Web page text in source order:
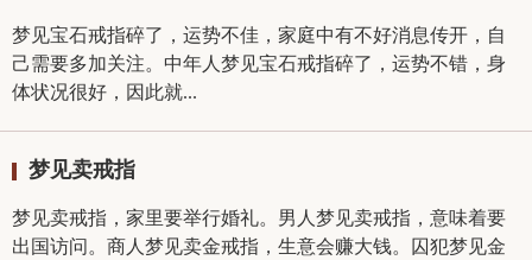
梦见宝石戒指碎了，运势不佳，家庭中有不好消息传开，自
己需要多加关注。中年人梦见宝石戒指碎了，运势不错，身
体状况很好，因此就...
梦见卖戒指
梦见卖戒指，家里要举行婚礼。男人梦见卖戒指，意味着要
出国访问。商人梦见卖金戒指，生意会赚大钱。囚犯梦见金